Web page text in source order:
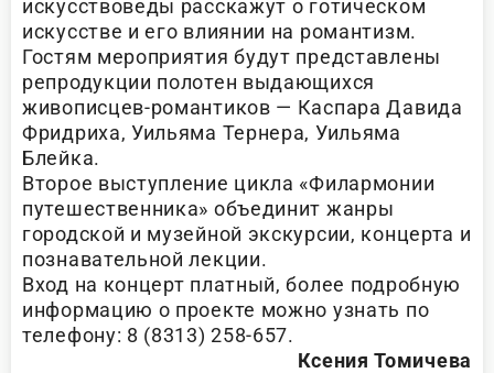
искусствоведы расскажут о готическом
искусстве и его влиянии на романтизм.
Гостям мероприятия будут представлены
репродукции полотен выдающихся
живописцев-романтиков — Каспара Давида
Фридриха, Уильяма Тернера, Уильяма
Блейка.
Второе выступление цикла «Филармонии
путешественника» объединит жанры
городской и музейной экскурсии, концерта и
познавательной лекции.
Вход на концерт платный, более подробную
информацию о проекте можно узнать по
телефону: 8 (8313) 258-657.
Ксения Томичева